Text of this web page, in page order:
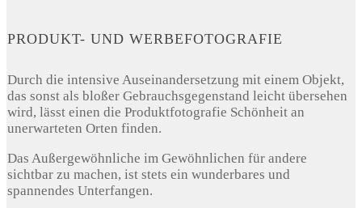
PRODUKT- UND WERBEFOTOGRAFIE
Durch die intensive Auseinandersetzung mit einem Objekt,
das sonst als bloßer Gebrauchsgegenstand leicht übersehen
wird, lässt einen die Produktfotografie Schönheit an
unerwarteten Orten finden.
Das Außergewöhnliche im Gewöhnlichen für andere
sichtbar zu machen, ist stets ein wunderbares und
spannendes Unterfangen.